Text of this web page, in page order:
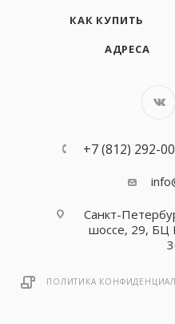
КАК КУПИТЬ
АДРЕСА
+7 (812) 292-
Санкт-
шоссе, 29, БЦ
ПОЛИТИКА